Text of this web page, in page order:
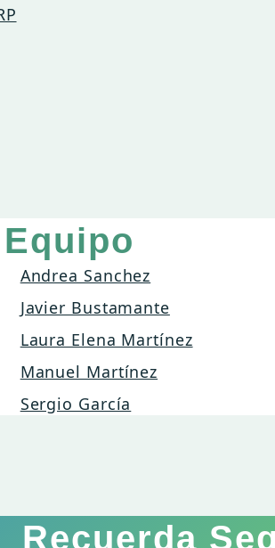
Andrea Sanchez
Javier Bustamante
Laura Elena Martínez
Manuel Martínez
Sergio García
Recuerda